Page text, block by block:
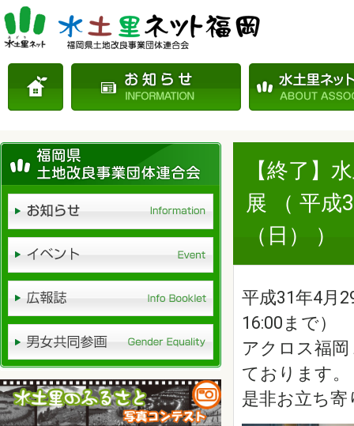
【終了】
展 （ 平成
（日） ）
平成31年4月
16:00まで）
アクロス福
ております。
是非お立ち